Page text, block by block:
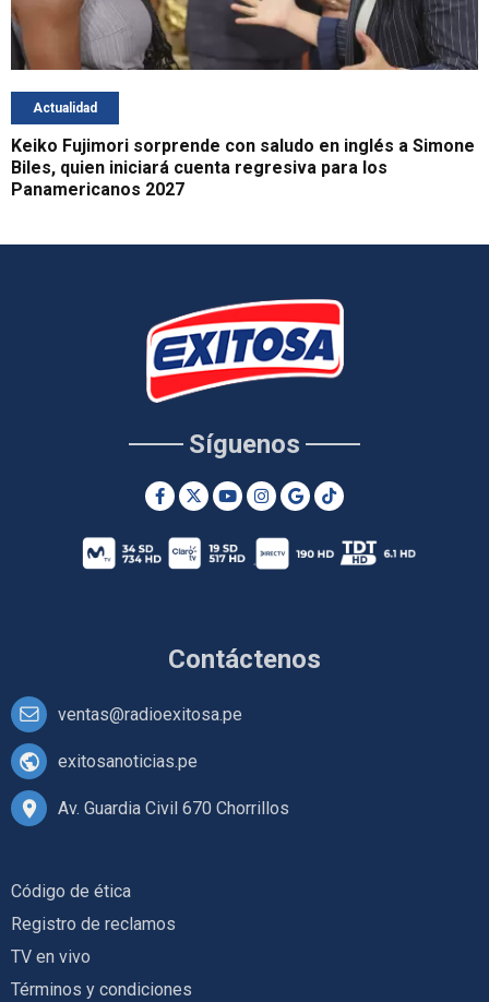
Actualidad
Keiko Fujimori sorprende con saludo en inglés a Simone
Biles, quien iniciará cuenta regresiva para los
Panamericanos 2027
Contáctenos
ventas@radioexitosa.pe
exitosanoticias.pe
Av. Guardia Civil 670 Chorrillos
Síguenos
Código de ética
Registro de reclamos
TV en vivo
Términos y condiciones